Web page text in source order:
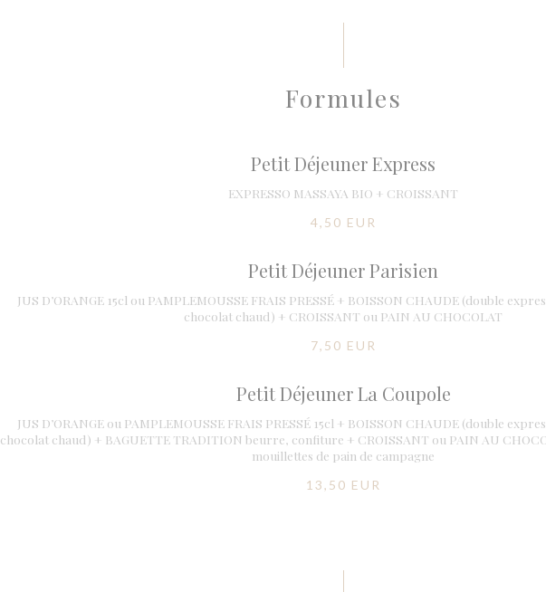
Formules
Petit Déjeuner Express
EXPRESSO MASSAYA BIO + CROISSANT
4,50 EUR
Petit Déjeuner Parisien
JUS D’ORANGE 15cl ou PAMPLEMOUSSE FRAIS PRESSÉ + BOISSON CHAUDE (double
chocolat chaud) + CROISSANT ou PAIN AU CHOCOLAT
7,50 EUR
Petit Déjeuner La Coupole
JUS D’ORANGE ou PAMPLEMOUSSE FRAIS PRESSÉ 15cl + BOISSON CHAUDE (double
chocolat chaud) + BAGUETTE TRADITION beurre, confiture + CROISSANT ou PAIN AU
mouillettes de pain de campagne
13,50 EUR